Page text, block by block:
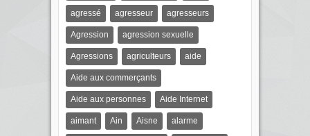
agressé agresseur agresseurs
Agression agression sexuelle
Agressions agriculteurs aide
Aide aux commerçants
Aide aux personnes Aide Internet
aimant Ain Aisne alarme